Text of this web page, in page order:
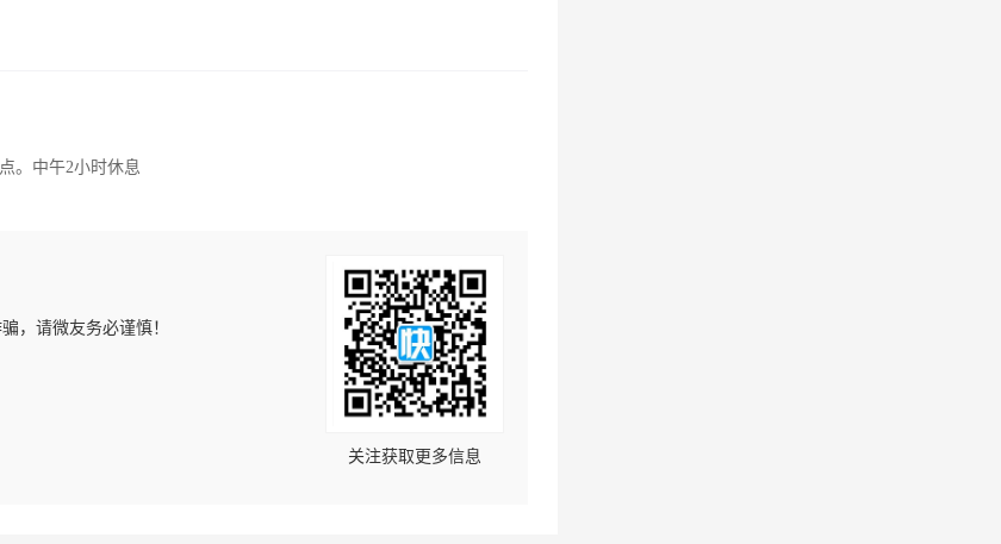
。中午2小时休息
，请微友务必谨慎！
关注获取更多信息